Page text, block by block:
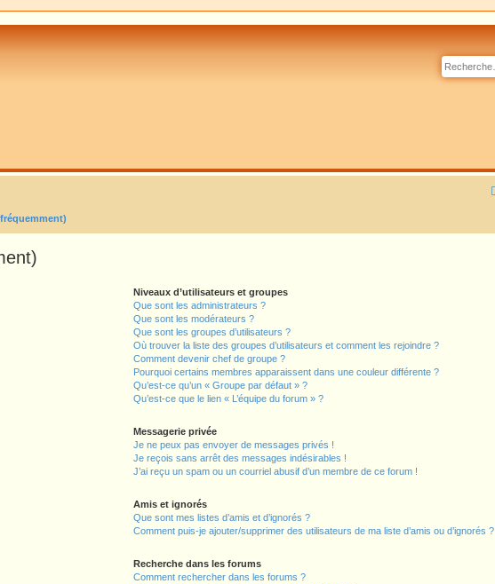
Niveaux d’utilisateurs et groupes
Que sont les administrateurs ?
Que sont les modérateurs ?
Que sont les groupes d’utilisateurs ?
Où trouver la liste des groupes d’utilisateurs et comment les rejoindre ?
Comment devenir chef de groupe ?
Pourquoi certains membres apparaissent dans une couleur différente ?
Qu’est-ce qu’un « Groupe par défaut » ?
Qu’est-ce que le lien « L’équipe du forum » ?
Messagerie privée
Je ne peux pas envoyer de messages privés !
Je reçois sans arrêt des messages indésirables !
J’ai reçu un spam ou un courriel abusif d’un membre de ce forum !
Amis et ignorés
Que sont mes listes d’amis et d’ignorés ?
Comment puis-je ajouter/supprimer des utilisateurs de ma liste d’amis ou d’ignorés ?
Recherche dans les forums
Comment rechercher dans les forums ?